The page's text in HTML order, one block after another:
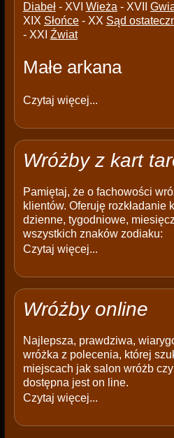
Diabeł- XVI Wieża - XVII
XIX Słońce- XX Sąd
- XXI Źwiat
Małe arkana
Czytaj więcej...
Wróżby z kart
Pamiętaj, że o fachowości
klientów. Oferuję rozkładanie
dzienne, tygodniowe,
wszystkich znaków zodiaku:
Czytaj więcej...
Wróżby online
Najlepsza, prawdziwa,
wróżka z polecenia, której
miejscach jak salon wróżb
dostępna jest on line.
Czytaj więcej...